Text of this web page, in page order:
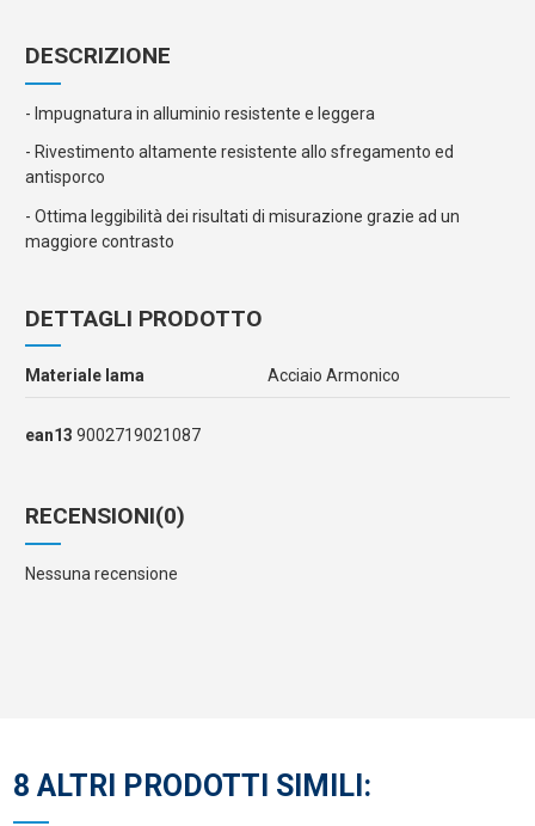
DESCRIZIONE
- Impugnatura in alluminio resistente e leggera
- Rivestimento altamente resistente allo sfregamento ed
antisporco
- Ottima leggibilità dei risultati di misurazione grazie ad un
maggiore contrasto
DETTAGLI PRODOTTO
Materiale lama Acciaio Armonico
ean13 9002719021087
RECENSIONI(0)
Nessuna recensione
8 ALTRI PRODOTTI SIMILI: